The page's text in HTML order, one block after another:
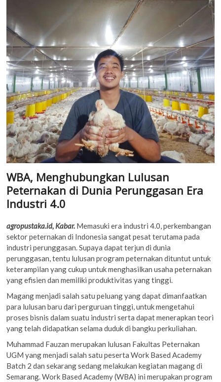
WBA, Menghubungkan Lulusan
Peternakan di Dunia Perunggasan Era
Industri 4.0
agropustaka.id, Kabar. Memasuki era industri 4.0, perkembangan
sektor peternakan di Indonesia sangat pesat terutama pada
industri perunggasan. Supaya dapat terjun di dunia
perunggasan, tentu lulusan program peternakan dituntut untuk
keterampilan yang cukup untuk menghasilkan usaha peternakan
yang efisien dan memiliki produktivitas yang tinggi.
Magang menjadi salah satu peluang yang dapat dimanfaatkan
para lulusan baru dari perguruan tinggi, untuk mengetahui
proses bisnis dalam suatu industri serta dapat menerapkan teori
yang telah didapatkan selama duduk di bangku perkuliahan.
Muhammad Fauzan merupakan lulusan Fakultas Peternakan
UGM yang menjadi salah satu peserta Work Based Academy
Batch 2 dan sekarang sedang melakukan kegiatan magang di
Semarang. Work Based Academy (WBA) ini merupakan program